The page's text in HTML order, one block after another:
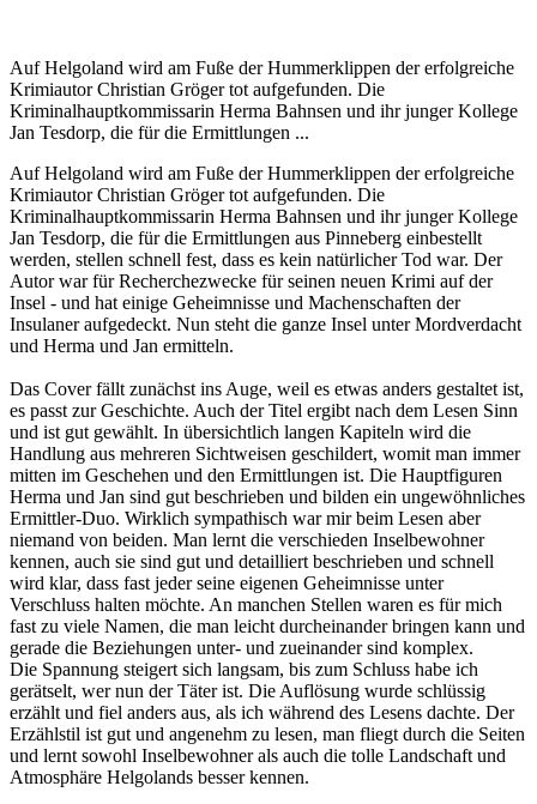
Auf Helgoland wird am Fuße der Hummerklippen der erfolgreiche
Krimiautor Christian Gröger tot aufgefunden. Die
Kriminalhauptkommissarin Herma Bahnsen und ihr junger Kollege
Jan Tesdorp, die für die Ermittlungen ...
Auf Helgoland wird am Fuße der Hummerklippen der erfolgreiche
Krimiautor Christian Gröger tot aufgefunden. Die
Kriminalhauptkommissarin Herma Bahnsen und ihr junger Kollege
Jan Tesdorp, die für die Ermittlungen aus Pinneberg einbestellt
werden, stellen schnell fest, dass es kein natürlicher Tod war. Der
Autor war für Recherchezwecke für seinen neuen Krimi auf der
Insel - und hat einige Geheimnisse und Machenschaften der
Insulaner aufgedeckt. Nun steht die ganze Insel unter Mordverdacht
und Herma und Jan ermitteln.
Das Cover fällt zunächst ins Auge, weil es etwas anders gestaltet ist,
es passt zur Geschichte. Auch der Titel ergibt nach dem Lesen Sinn
und ist gut gewählt. In übersichtlich langen Kapiteln wird die
Handlung aus mehreren Sichtweisen geschildert, womit man immer
mitten im Geschehen und den Ermittlungen ist. Die Hauptfiguren
Herma und Jan sind gut beschrieben und bilden ein ungewöhnliches
Ermittler-Duo. Wirklich sympathisch war mir beim Lesen aber
niemand von beiden. Man lernt die verschieden Inselbewohner
kennen, auch sie sind gut und detailliert beschrieben und schnell
wird klar, dass fast jeder seine eigenen Geheimnisse unter
Verschluss halten möchte. An manchen Stellen waren es für mich
fast zu viele Namen, die man leicht durcheinander bringen kann und
gerade die Beziehungen unter- und zueinander sind komplex.
Die Spannung steigert sich langsam, bis zum Schluss habe ich
gerätselt, wer nun der Täter ist. Die Auflösung wurde schlüssig
erzählt und fiel anders aus, als ich während des Lesens dachte. Der
Erzählstil ist gut und angenehm zu lesen, man fliegt durch die Seiten
und lernt sowohl Inselbewohner als auch die tolle Landschaft und
Atmosphäre Helgolands besser kennen.